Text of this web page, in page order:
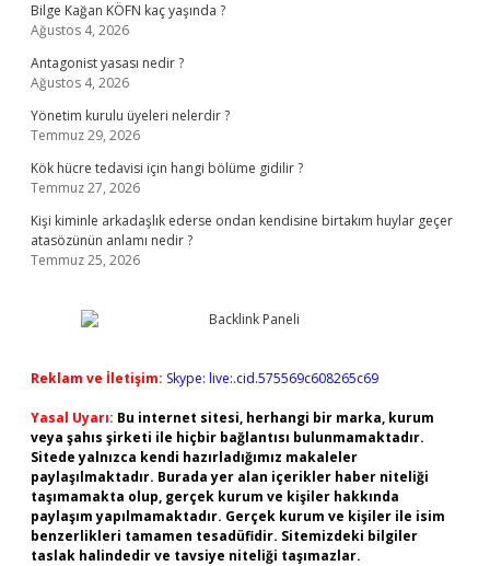
Bilge Kağan KÖFN kaç yaşında ?
Ağustos 4, 2026
Antagonist yasası nedir ?
Ağustos 4, 2026
Yönetim kurulu üyeleri nelerdir ?
Temmuz 29, 2026
Kök hücre tedavisi için hangi bölüme gidilir ?
Temmuz 27, 2026
Kişi kiminle arkadaşlık ederse ondan kendisine birtakım huylar geçer
atasözünün anlamı nedir ?
Temmuz 25, 2026
Reklam ve İletişim: Skype: live:.cid.575569c608265c69
Yasal Uyarı: Bu internet sitesi, herhangi bir marka, kurum
veya şahıs şirketi ile hiçbir bağlantısı bulunmamaktadır.
Sitede yalnızca kendi hazırladığımız makaleler
paylaşılmaktadır. Burada yer alan içerikler haber niteliği
taşımamakta olup, gerçek kurum ve kişiler hakkında
paylaşım yapılmamaktadır. Gerçek kurum ve kişiler ile isim
benzerlikleri tamamen tesadüfidir. Sitemizdeki bilgiler
taslak halindedir ve tavsiye niteliği taşımazlar.